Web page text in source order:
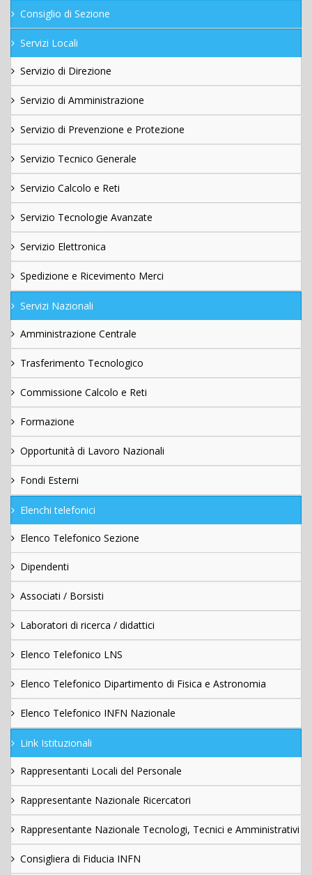
Consiglio di Sezione
Servizi Locali
Servizio di Direzione
Servizio di Amministrazione
Servizio di Prevenzione e Protezione
Servizio Tecnico Generale
Servizio Calcolo e Reti
Servizio Tecnologie Avanzate
Servizio Elettronica
Spedizione e Ricevimento Merci
Servizi Nazionali
Amministrazione Centrale
Trasferimento Tecnologico
Commissione Calcolo e Reti
Formazione
Opportunità di Lavoro Nazionali
Fondi Esterni
Elenchi telefonici
Elenco Telefonico Sezione
Dipendenti
Associati / Borsisti
Laboratori di ricerca / didattici
Elenco Telefonico LNS
Elenco Telefonico Dipartimento di Fisica e Astronomia
Elenco Telefonico INFN Nazionale
Link Istituzionali
Rappresentanti Locali del Personale
Rappresentante Nazionale Ricercatori
Rappresentante Nazionale Tecnologi, Tecnici e Amministrativi
Consigliera di Fiducia INFN